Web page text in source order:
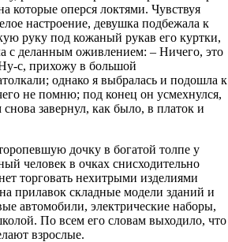
которые оперся локтями. Чувствуя
настроение, девушка подбежала к
руку под кожаный рукав его куртки,
с деланным оживлением: – Ничего, это
прихожу в большой
однако я выбралась и подошла к
не помню; под конец он усмехнулся,
завернул, как было, в платок и
дочку в богатой толпе у
человек в очках снисходительно
торговать нехитрыми изделиями
прилавок складные модели зданий и
автомобили, электрические наборы,
По всем его словам выходило, что
взрослые.